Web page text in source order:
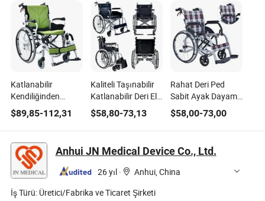
Katlanabilir
Kendiliğinden
Kilitlenen Bakım
Freni Tıbbi
Malzemeler Ev
Hastane Kullanımı
Manuel Tekerlekli
Sandalye
$89,85-112,31
Kaliteli Taşınabilir
Katlanabilir Deri El
Yastığı Katlanabilir
Tıbbi Manuel
Tekerlekli Sandalye
$58,80-73,13
Rahat Deri Ped
Sabit Ayak Dayama
Manuel Tıbbi
Tekerlekli Sandalye
$58,00-73,00
Anhui JN Medical Device Co., Ltd.
26 yıl ·
Anhui, China
İş Türü: Üretici/Fabrika ve Ticaret Şirketi